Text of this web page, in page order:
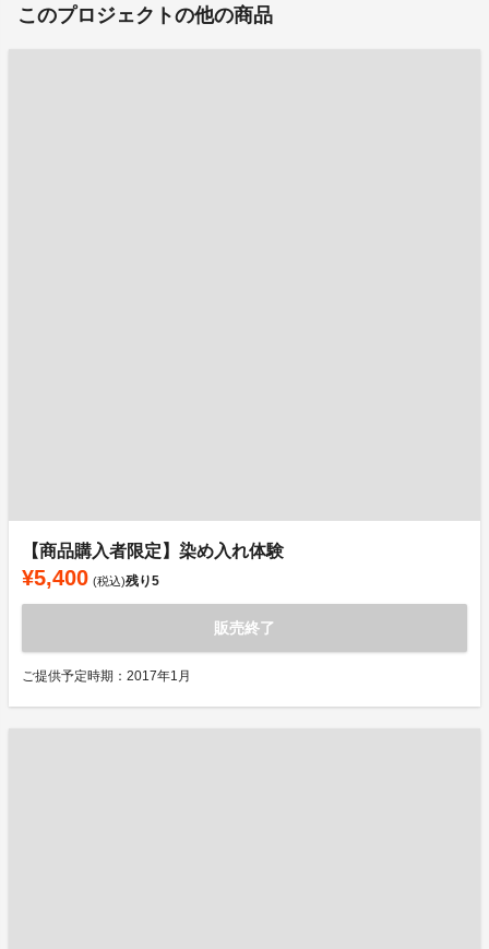
このプロジェクトの他の商品
【商品購入者限定】染め入れ体験
¥5,400 (税込)残り5
販売終了
ご提供予定時期：2017年1月